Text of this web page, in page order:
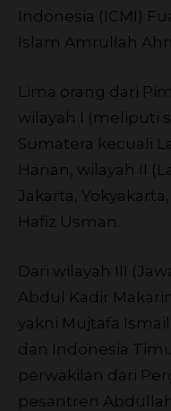
Indonesia (ICMI)
Islam Amrullah
Lima orang dari
wilayah I (meliputi
Sumatera kecuali
Hanan, wilayah II
Jakarta,
Hafiz Usman.
Dari wilayah III
Abdul Kadir
yakni Mujtafa
dan Indonesia
perwakilan dari
pesantren